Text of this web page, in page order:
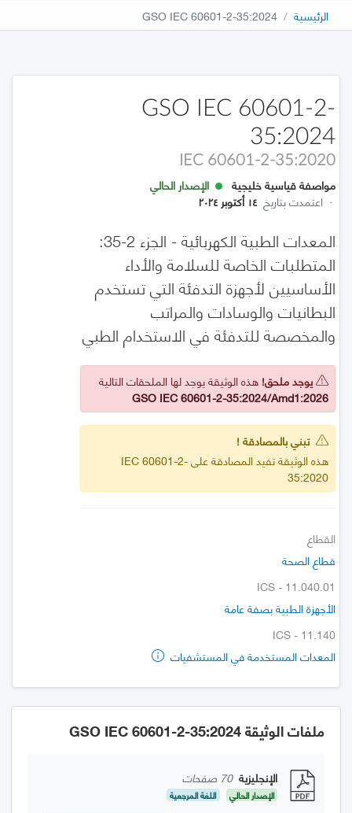
الرئيسية GSO IEC 60601-2-35:2024
GSO IEC 60601-2-
35:2024
IEC 60601-2-35:2020
مواصفة قياسية خليجية
الإصدار الحالي
· اعتمدت بتاريخ ١٤ أكتوبر ٢٠٢٤
المعدات الطبية الكهربائية - الجزء 2-35:
المتطلبات الخاصة للسلامة والأداء
الأساسيين لأجهزة التدفئة التي تستخدم
البطانيات والوسادات والمراتب
والمخصصة للتدفئة في الاستخدام الطبي
يوجد ملحق! هذه الوثيقة يوجد لها الملحقات التالية
GSO IEC 60601-2-35:2024/Amd1:2026
تبني بالمصادقة !
هذه الوثيقة تفيد المصادقة على IEC 60601-2-
35:2020
القطاع
قطاع الصحة
ICS - 11.040.01
الأجهزة الطبية بصفة عامة
ICS - 11.140
المعدات المستخدمة في المستشفيات
ملفات الوثيقة GSO IEC 60601-2-35:2024
الإنجليزية 70 صفحات
الإصدار الحالي اللغة المرجعية